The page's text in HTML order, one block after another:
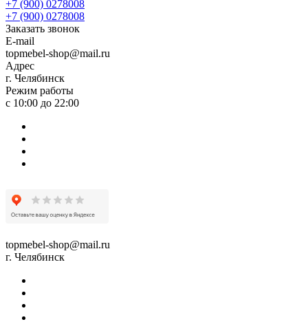
+7 (900) 0278008
+7 (900) 0278008
Заказать звонок
E-mail
topmebel-shop@mail.ru
Адрес
г. Челябинск
Режим работы
с 10:00 до 22:00
topmebel-shop@mail.ru
г. Челябинск